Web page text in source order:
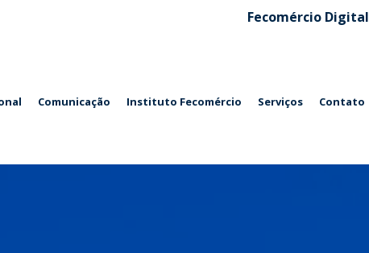
Fecomércio Digital
Comunicação Instituto Fecomércio Serviços Contato